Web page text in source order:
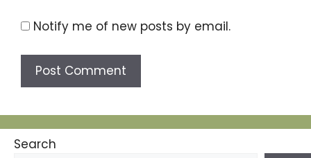
Notify me of new posts by email.
Search